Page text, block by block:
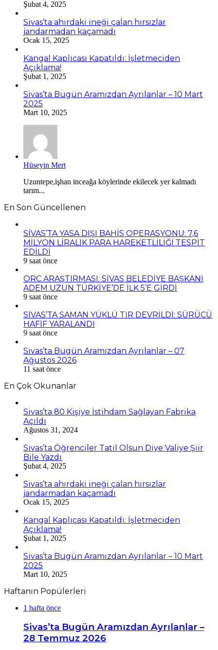
Şubat 4, 2025
Sivas’ta ahırdaki ineği çalan hırsızlar
jandarmadan kaçamadı
Ocak 15, 2025
Kangal Kaplıcası Kapatıldı: İşletmeciden
Açıklama!
Şubat 1, 2025
Sivas’ta Bugün Aramızdan Ayrılanlar – 10 Mart
2025
Mart 10, 2025
Hüseyin Mert
Uzuntepe,işhan inceağa köylerinde ekilecek yer kalmadı
tarım...
En Son Güncellenen
SİVAS’TA YASA DIŞI BAHİS OPERASYONU: 7,6
MİLYON LİRALIK PARA HAREKETLİLİĞİ TESPİT
EDİLDİ
9 saat önce
ORC ARAŞTIRMASI: SİVAS BELEDİYE BAŞKANI
ADEM UZUN TÜRKİYE’DE İLK 5’E GİRDİ
9 saat önce
SİVAS’TA SAMAN YÜKLÜ TIR DEVRİLDİ: SÜRÜCÜ
HAFİF YARALANDI
9 saat önce
Sivas’ta Bugün Aramızdan Ayrılanlar – 07
Ağustos 2026
11 saat önce
En Çok Okunanlar
Sivas’ta 80 Kişiye İstihdam Sağlayan Fabrika
Açıldı
Ağustos 31, 2024
Sivas’ta Öğrenciler Tatil Olsun Diye Valiye Şiir
Bile Yazdı
Şubat 4, 2025
Sivas’ta ahırdaki ineği çalan hırsızlar
jandarmadan kaçamadı
Ocak 15, 2025
Kangal Kaplıcası Kapatıldı: İşletmeciden
Açıklama!
Şubat 1, 2025
Sivas’ta Bugün Aramızdan Ayrılanlar – 10 Mart
2025
Mart 10, 2025
Haftanın Popülerleri
1 hafta önce
Sivas’ta Bugün Aramızdan Ayrılanlar –
28 Temmuz 2026